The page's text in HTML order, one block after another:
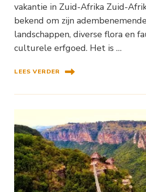
vakantie in Zuid-Afrika Zuid-
bekend om zijn
landschappen, diverse flora en
culturele erfgoed. Het is …
LEES VERDER